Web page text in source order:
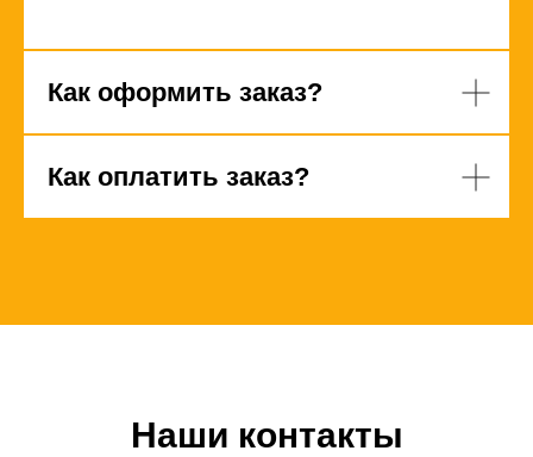
Как оформить заказ?
Как оплатить заказ?
Наши контакты